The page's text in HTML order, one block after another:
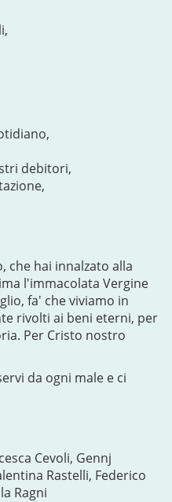
debitori,
che hai innalzato alla
l'immacolata Vergine
fa' che viviamo in
rivolti ai beni eterni, per
Per Cristo nostro
da ogni male e ci
Cevoli, Gennj
Rastelli, Federico
Ragni